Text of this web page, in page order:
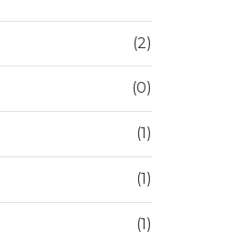
(2)
(0)
(1)
(1)
(1)